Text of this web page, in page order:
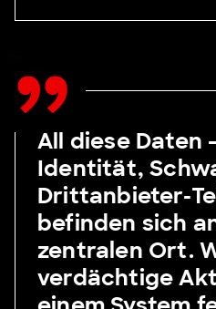
All diese Daten
Identität,
Drittanbieter-
befinden sich
zentralen Ort.
verdächtige